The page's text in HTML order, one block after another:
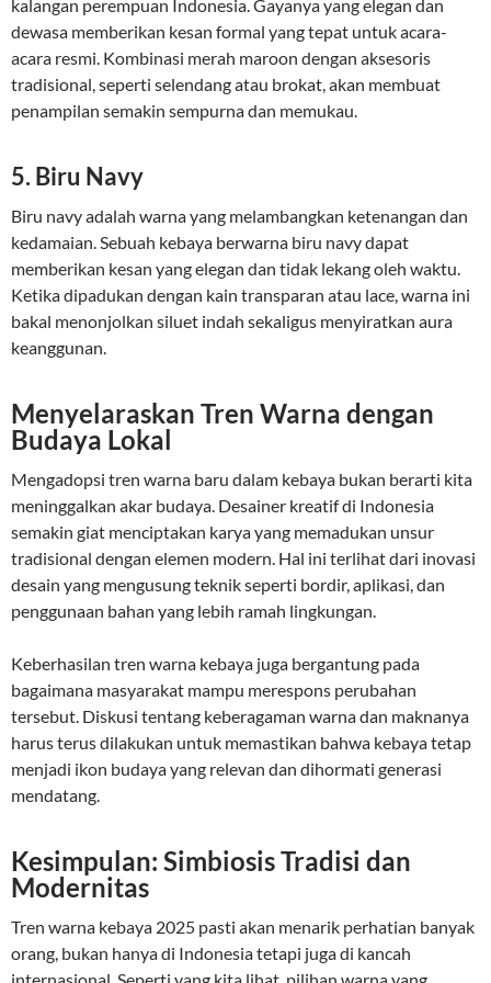
kalangan perempuan Indonesia. Gayanya yang elegan dan
dewasa memberikan kesan formal yang tepat untuk acara-
acara resmi. Kombinasi merah maroon dengan aksesoris
tradisional, seperti selendang atau brokat, akan membuat
penampilan semakin sempurna dan memukau.
5. Biru Navy
Biru navy adalah warna yang melambangkan ketenangan dan
kedamaian. Sebuah kebaya berwarna biru navy dapat
memberikan kesan yang elegan dan tidak lekang oleh waktu.
Ketika dipadukan dengan kain transparan atau lace, warna ini
bakal menonjolkan siluet indah sekaligus menyiratkan aura
keanggunan.
Menyelaraskan Tren Warna dengan
Budaya Lokal
Mengadopsi tren warna baru dalam kebaya bukan berarti kita
meninggalkan akar budaya. Desainer kreatif di Indonesia
semakin giat menciptakan karya yang memadukan unsur
tradisional dengan elemen modern. Hal ini terlihat dari inovasi
desain yang mengusung teknik seperti bordir, aplikasi, dan
penggunaan bahan yang lebih ramah lingkungan.
Keberhasilan tren warna kebaya juga bergantung pada
bagaimana masyarakat mampu merespons perubahan
tersebut. Diskusi tentang keberagaman warna dan maknanya
harus terus dilakukan untuk memastikan bahwa kebaya tetap
menjadi ikon budaya yang relevan dan dihormati generasi
mendatang.
Kesimpulan: Simbiosis Tradisi dan
Modernitas
Tren warna kebaya 2025 pasti akan menarik perhatian banyak
orang, bukan hanya di Indonesia tetapi juga di kancah